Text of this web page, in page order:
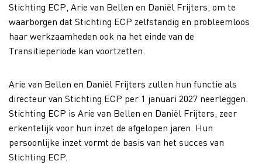
Stichting ECP, Arie van Bellen en Daniël Frijters, om te
waarborgen dat Stichting ECP zelfstandig en probleemloos
haar werkzaamheden ook na het einde van de
Transitieperiode kan voortzetten.
Arie van Bellen en Daniël Frijters zullen hun functie als
directeur van Stichting ECP per 1 januari 2027 neerleggen.
Stichting ECP is Arie van Bellen en Daniël Frijters, zeer
erkentelijk voor hun inzet de afgelopen jaren. Hun
persoonlijke inzet vormt de basis van het succes van
Stichting ECP.